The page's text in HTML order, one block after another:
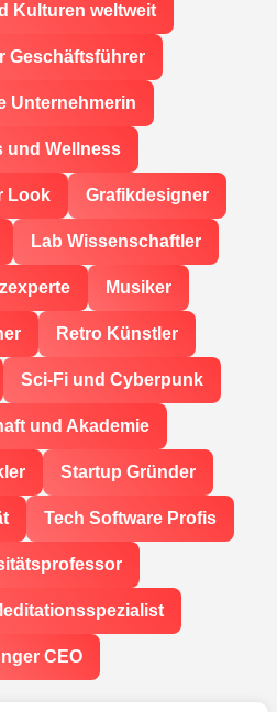
Kulturen weltweit
Geschäftsführer
Unternehmerin
und Wellness
Look Grafikdesigner
Lab Wissenschaftler
Musiker
Retro Künstler
Sci-Fi und Cyberpunk
und Akademie
Startup Gründer
Tech Software Profis
CEO